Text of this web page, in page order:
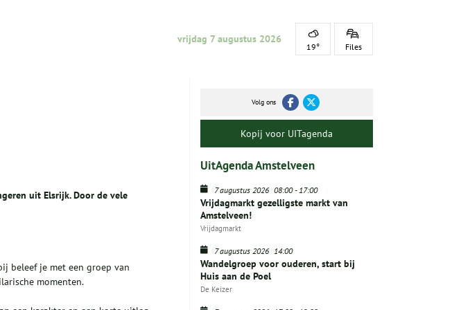
vrijdag 7 augustus 2026
19° Files
uit Elsrijk. Door de vele
beleef je met een groep van
momenten.
Volg ons
Kopij voor UITagenda
UitAgenda Amstelveen
7 augustus 2026 08:00-17:00
Vrijdagmarkt gezelligste markt van
Amstelveen!
Vrijdagmarkt
7 augustus 2026 14:00
Wandelgroep voor ouderen, start bij
Huis aan de Poel
De Keizer